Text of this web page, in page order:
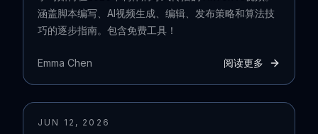
涵盖脚本编写、AI视频生成、编辑、发布策略和算法技
巧的逐步指南。包含免费工具！
Emma Chen 阅读更多
JUN 12, 2026